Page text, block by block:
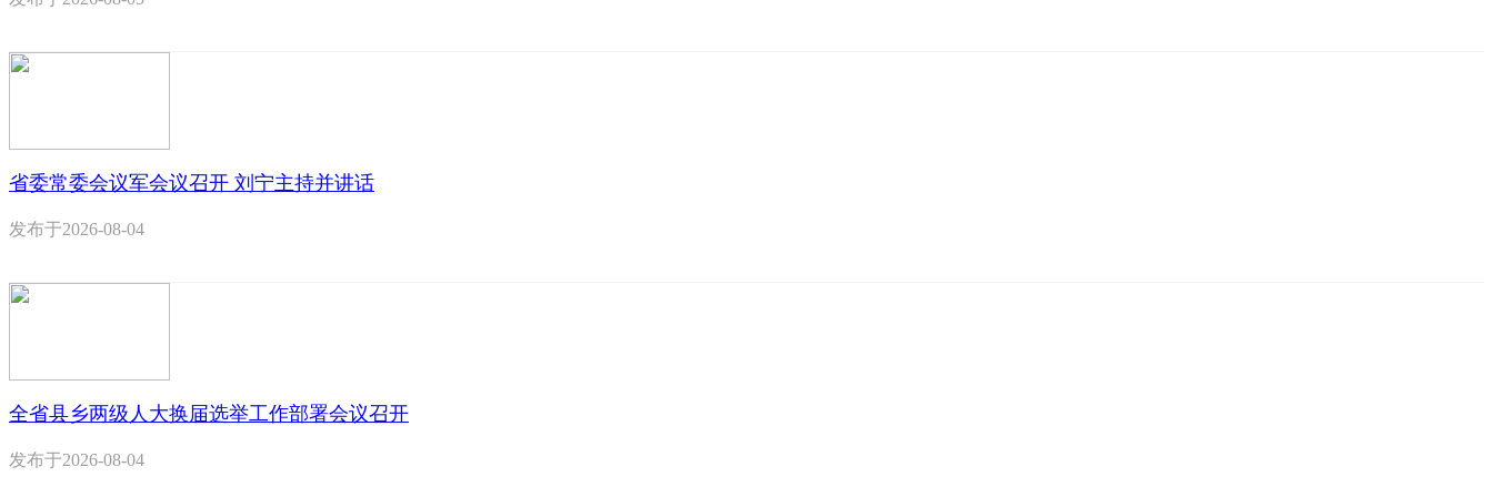
省委常委会议军会议召开 刘宁主持并讲话
发布于2026-08-04
全省县乡两级人大换届选举工作部署会议召开
发布于2026-08-04